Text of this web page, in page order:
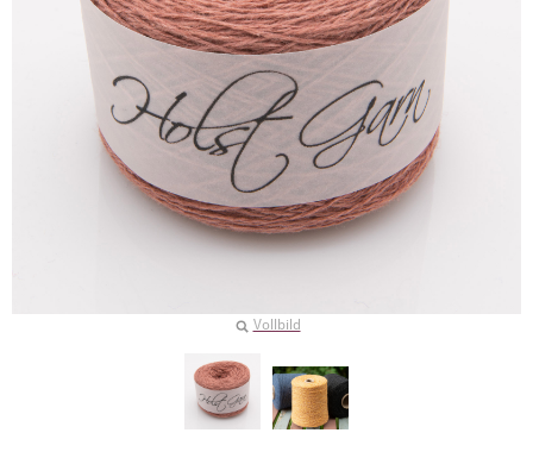
Vollbild